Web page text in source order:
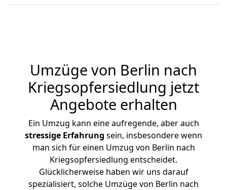
Umzüge von Berlin nach
Kriegsopfersiedlung jetzt
Angebote erhalten
Ein Umzug kann eine aufregende, aber auch
stressige Erfahrung sein, insbesondere wenn
man sich für einen Umzug von Berlin nach
Kriegsopfersiedlung entscheidet.
Glücklicherweise haben wir uns darauf
spezialisiert, solche Umzüge von Berlin nach